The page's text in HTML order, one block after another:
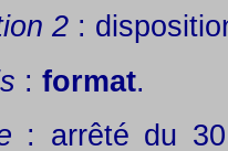
2 :
: format.
: arrêté du